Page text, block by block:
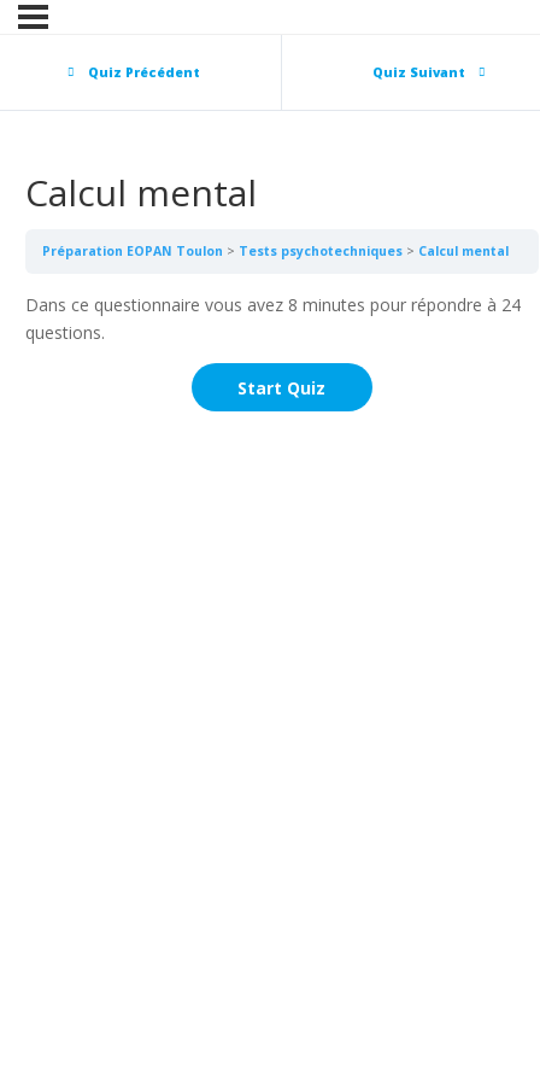
Quiz Précédent Quiz Suivant
Calcul mental
Préparation EOPAN Toulon Tests psychotechniques Calcul mental
Dans ce questionnaire vous avez 8 minutes pour répondre à 24
questions.